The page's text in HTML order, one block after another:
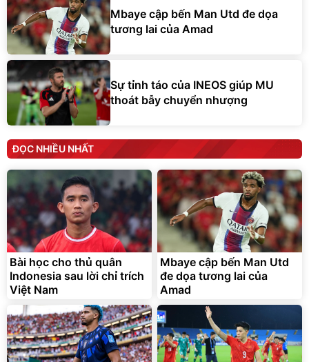
Mbaye cập bến Man Utd đe dọa
tương lai của Amad
Sự tỉnh táo của INEOS giúp MU
thoát bẫy chuyển nhượng
ĐỌC NHIỀU NHẤT
Bài học cho thủ quân
Indonesia sau lời chỉ trích
Việt Nam
Mbaye cập bến Man Utd
đe dọa tương lai của
Amad